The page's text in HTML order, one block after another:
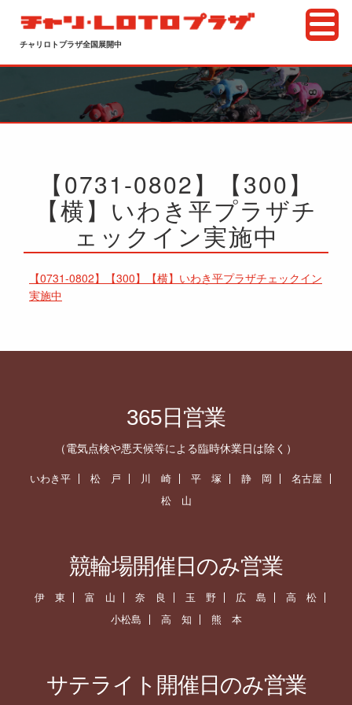
チャリロトプラザ全国展開中
【0731-0802】【300】
【横】いわき平プラザチ
ェックイン実施中
【0731-0802】【300】【横】いわき平プラザチェックイン
実施中
365日営業
（電気点検や悪天候等による臨時休業日は除く）
いわき平 松 戸 川 崎 平 塚 静 岡
名古屋
松 山
競輪場開催日のみ営業
伊 東 富 山 奈 良 玉 野 広 島
高 松
小松島
高 知 熊 本
サテライト開催日のみ営業